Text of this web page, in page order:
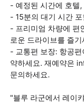
- 예정된 시간에 호텔
- 15분의 대기 시간 포
- 프리미엄 차량에 편
로운 드라이브를 즐기
- 교통편 보장: 항공
약하세요. 재예약은
문의하세요.
"블루 라군에서 레이